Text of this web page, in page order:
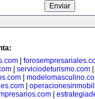
| serviciodeturismo.com|